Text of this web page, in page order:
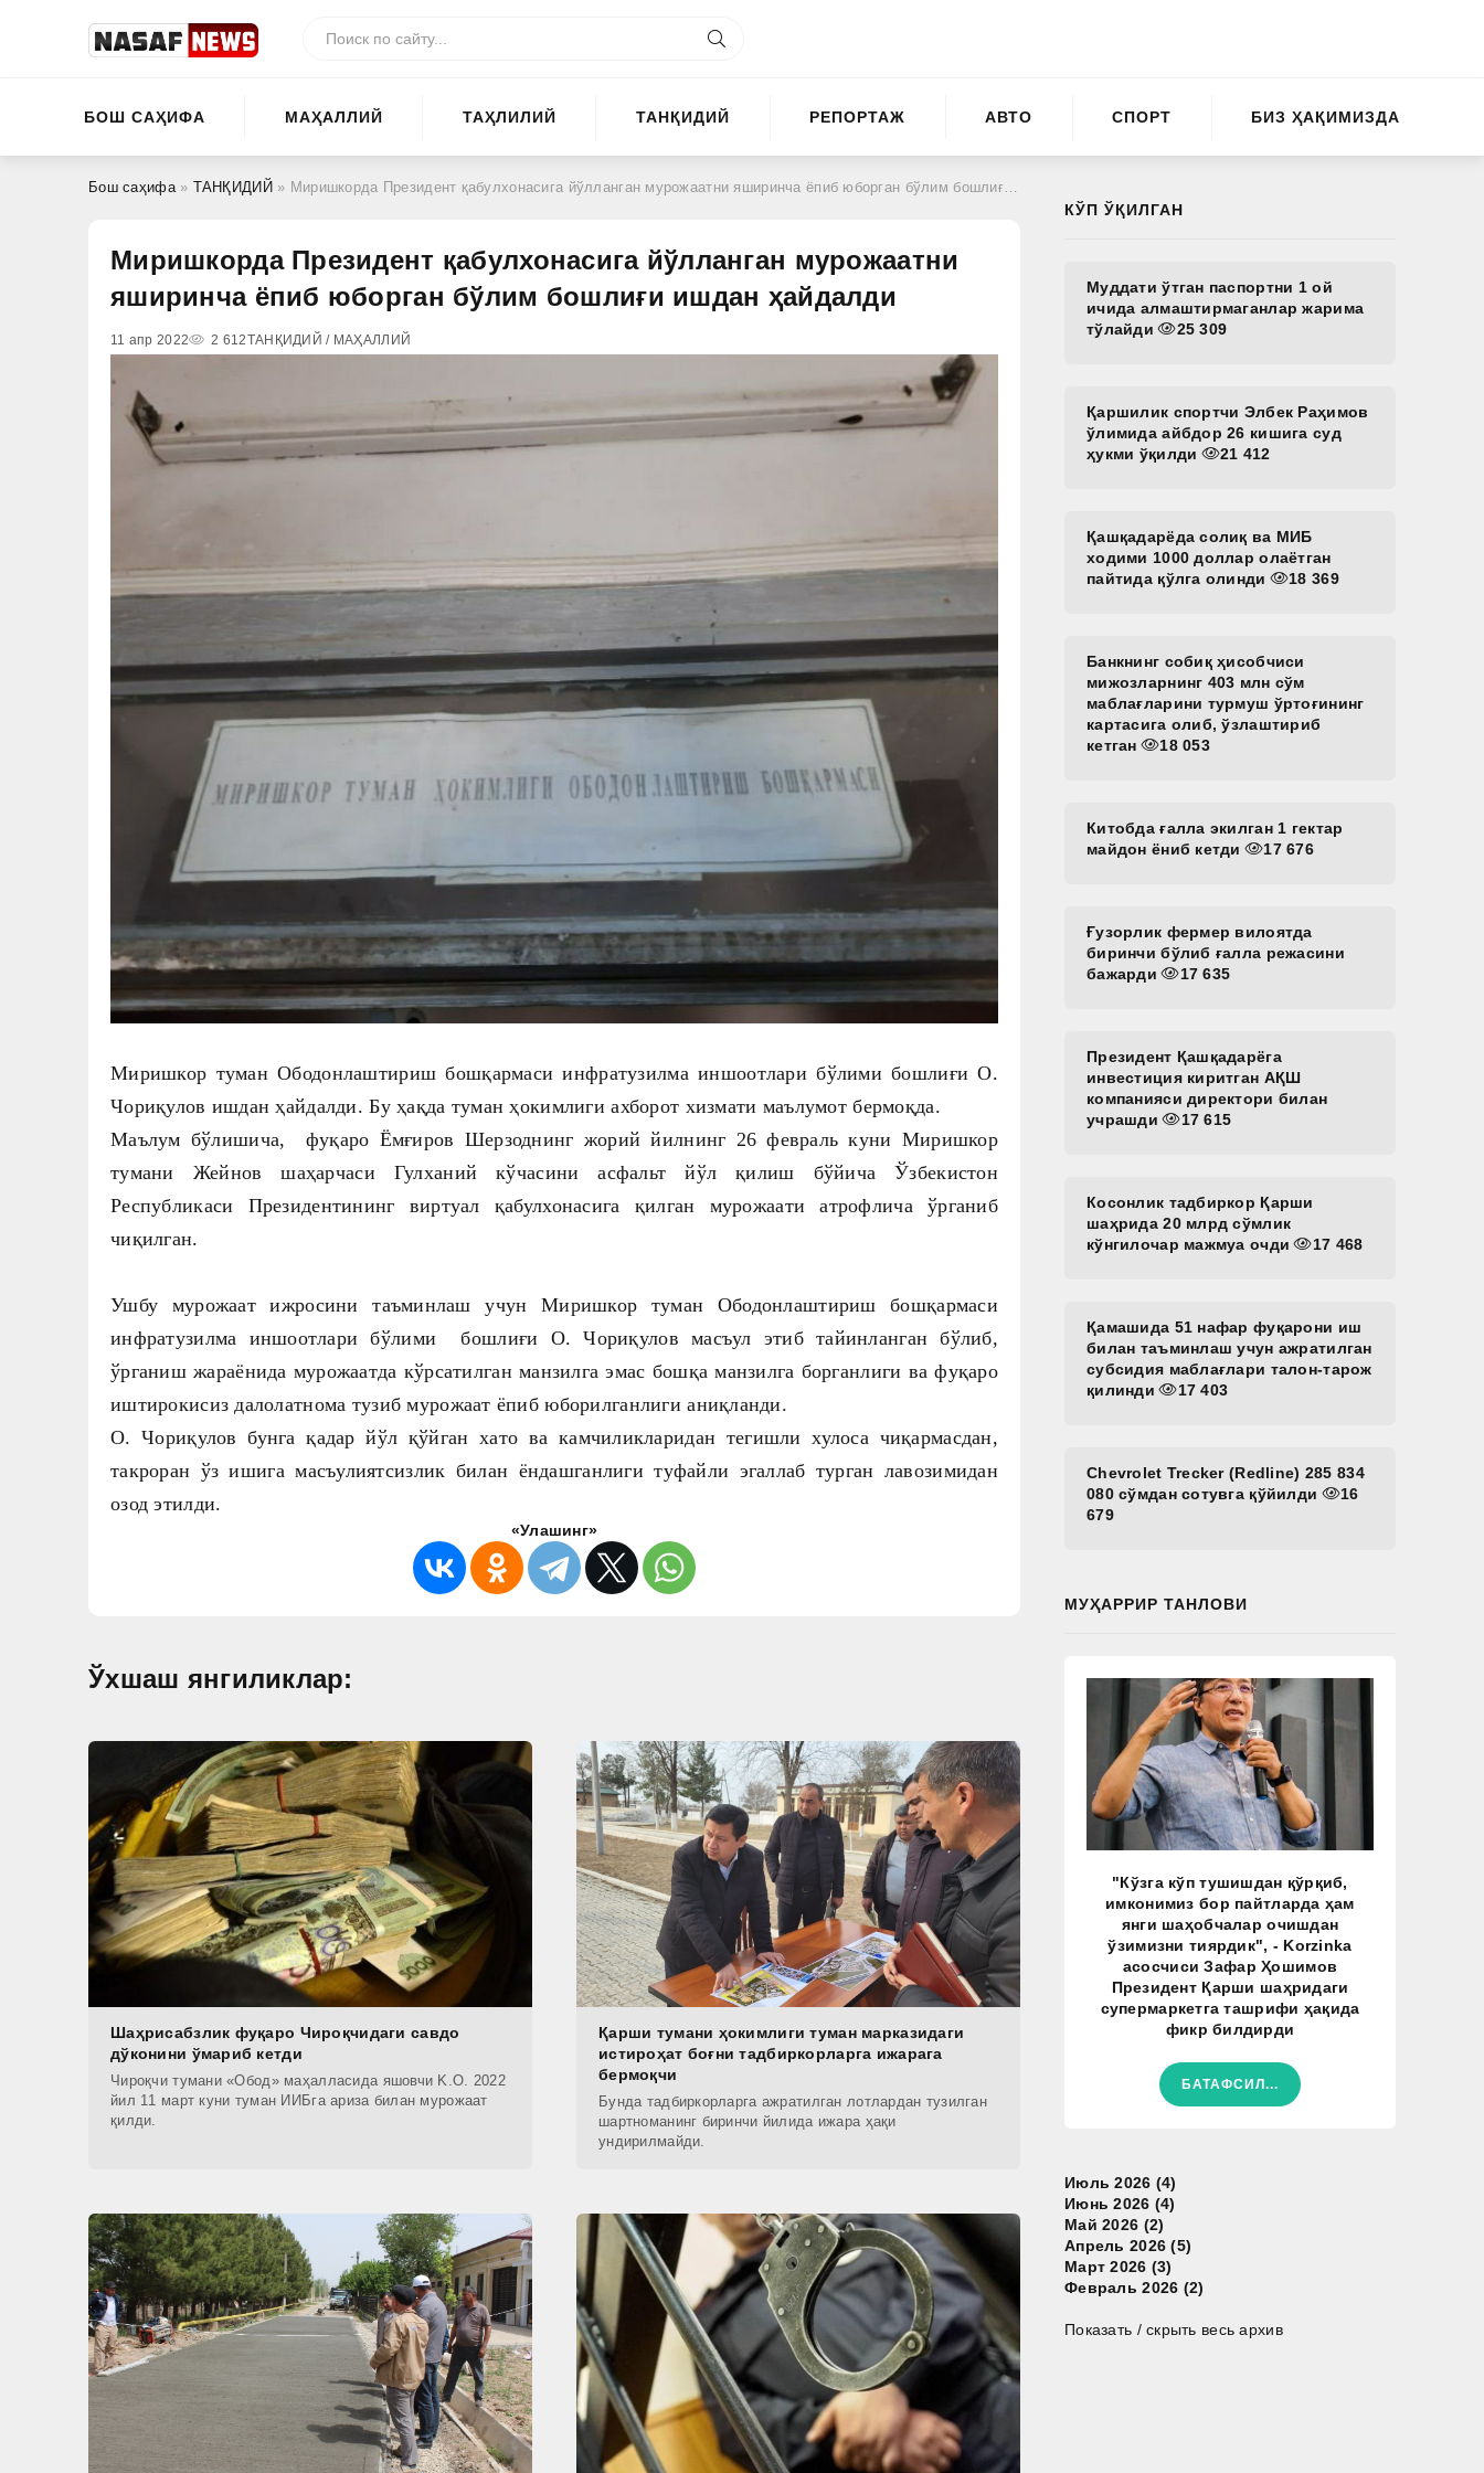
БОШ САҲИФА МАҲАЛЛИЙ ТАҲЛИЛИЙ ТАНҚИДИЙ РЕПОРТАЖ АВТО СПОРТ БИЗ ҲАҚИМИЗДА
Бош саҳифа» ТАНҚИДИЙ » Миришкорда Президент қабулхонасига йўлланган мурожаатни яширинча ёпиб юборган бўлим бошлиғи ишдан ҳайдалди
Миришкорда Президент қабулхонасига йўлланган мурожаатни
яширинча ёпиб юборган бўлим бошлиғи ишдан ҳайдалди
11 апр 2022 2 612ТАНҚИДИЙ / МАҲАЛЛИЙ
Миришкор туман Ободонлаштириш бошқармаси инфратузилма иншоотлари бўлими бошлиғи О.
Чориқулов ишдан ҳайдалди. Бу ҳақда туман ҳокимлиги ахборот хизмати маълумот бермоқда.
Маълум бўлишича, фуқаро Ёмғиров Шерзоднинг жорий йилнинг 26 февраль куни Миришкор
тумани Жейнов шаҳарчаси Гулханий кўчасини асфальт йўл қилиш бўйича Ўзбекистон
Республикаси Президентининг виртуал қабулхонасига қилган мурожаати атрофлича ўрганиб
чиқилган.
Ушбу мурожаат ижросини таъминлаш учун Миришкор туман Ободонлаштириш бошқармаси
инфратузилма иншоотлари бўлими бошлиғи О. Чориқулов масъул этиб тайинланган бўлиб,
ўрганиш жараёнида мурожаатда кўрсатилган манзилга эмас бошқа манзилга борганлиги ва фуқаро
иштирокисиз далолатнома тузиб мурожаат ёпиб юборилганлиги аниқланди.
О. Чориқулов бунга қадар йўл қўйган хато ва камчиликларидан тегишли хулоса чиқармасдан,
такроран ўз ишига масъулиятсизлик билан ёндашганлиги туфайли эгаллаб турган лавозимидан
озод этилди.
«Улашинг»
Ўхшаш янгиликлар:
Шаҳрисабзлик фуқаро Чироқчидаги савдо
дўконини ўмариб кетди
Чироқчи тумани «Обод» маҳалласида яшовчи K.O. 2022
йил 11 март куни туман ИИБга ариза билан мурожаат
қилди.
Қарши тумани ҳокимлиги туман марказидаги
истироҳат боғни тадбиркорларга ижарага
бермоқчи
Бунда тадбиркорларга ажратилган лотлардан тузилган
шартноманинг биринчи йилида ижара ҳақи
ундирилмайди.
КЎП ЎҚИЛГАН
Муддати ўтган паспортни 1 ой
ичида алмаштирмаганлар жарима
тўлайди
25 309
Қаршилик спортчи Элбек Раҳимов
ўлимида айбдор 26 кишига суд
ҳукми ўқилди
21 412
Қашқадарёда солиқ ва МИБ
ходими 1000 доллар олаётган
пайтида қўлга олинди
18 369
Банкнинг собиқ ҳисобчиси
мижозларнинг 403 млн сўм
маблағларини турмуш ўртоғининг
картасига олиб, ўзлаштириб
кетган
18 053
Китобда ғалла экилган 1 гектар
майдон ёниб кетди
17 676
Ғузорлик фермер вилоятда
биринчи бўлиб ғалла режасини
бажарди
17 635
Президент Қашқадарёга
инвестиция киритган АҚШ
компанияси директори билан
учрашди
17 615
Косонлик тадбиркор Қарши
шаҳрида 20 млрд сўмлик
кўнгилочар мажмуа очди
17 468
Қамашида 51 нафар фуқарони иш
билан таъминлаш учун ажратилган
субсидия маблағлари талон-тарож
қилинди
17 403
Chevrolet Trecker (Redline) 285 834
080 сўмдан сотувга қўйилди
16
679
МУҲАРРИР ТАНЛОВИ
"Кўзга кўп тушишдан қўрқиб,
имконимиз бор пайтларда ҳам
янги шаҳобчалар очишдан
ўзимизни тиярдик", - Korzinka
асосчиси Зафар Ҳошимов
Президент Қарши шаҳридаги
супермаркетга ташрифи ҳақида
фикр билдирди
БАТАФСИЛ...
Июль 2026 (4)
Июнь 2026 (4)
Май 2026 (2)
Апрель 2026 (5)
Март 2026 (3)
Февраль 2026 (2)
Показать / скрыть весь архив